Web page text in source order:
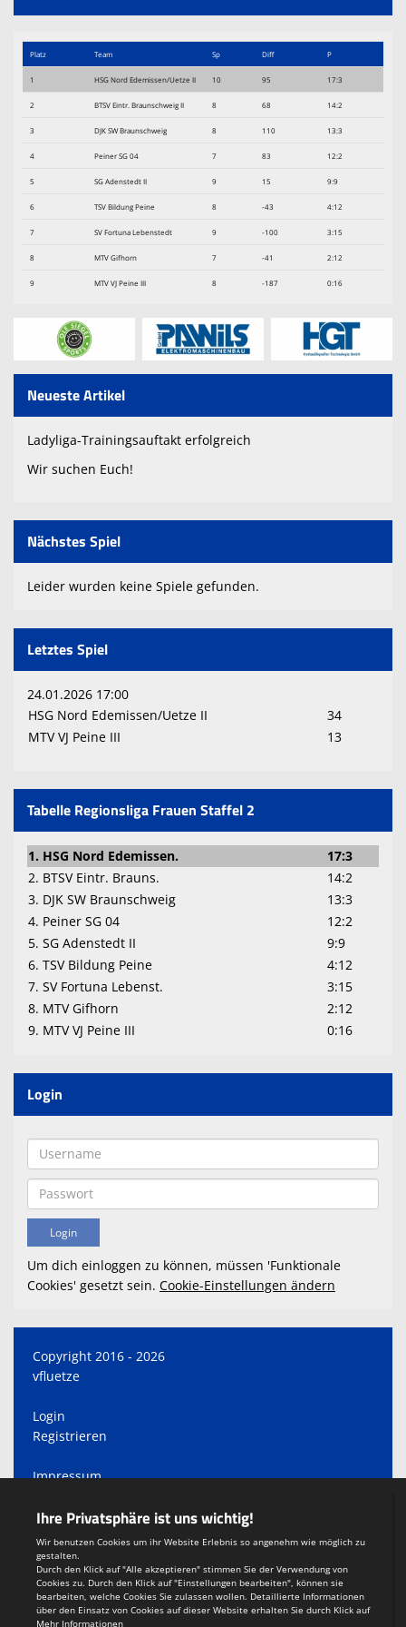
Platz Team Sp Diff P
1 HSG Nord Edemissen/Uetze II 10 95 17:3
2 BTSV Eintr. Braunschweig II 8 68 14:2
3 DJK SW Braunschweig 8 110 13:3
4 Peiner SG 04 7 83 12:2
5 SG Adenstedt II 9 15 9:9
6 TSV Bildung Peine 8 -43 4:12
7 SV Fortuna Lebenstedt 9 -100 3:15
8 MTV Gifhorn 7 -41 2:12
9 MTV VJ Peine III 8 -187 0:16
Neueste Artikel
Ladyliga-Trainingsauftakt erfolgreich
Wir suchen Euch!
Nächstes Spiel
Leider wurden keine Spiele gefunden.
Letztes Spiel
24.01.2026 17:00
HSG Nord Edemissen/Uetze II
34
MTV VJ Peine III
13
Tabelle Regionsliga Frauen Staffel 2
1. HSG Nord Edemissen.
17:3
2. BTSV Eintr. Brauns.
14:2
3. DJK SW Braunschweig
13:3
4. Peiner SG 04
12:2
5. SG Adenstedt II
9:9
6. TSV Bildung Peine
4:12
7. SV Fortuna Lebenst.
3:15
8. MTV Gifhorn
2:12
9. MTV VJ Peine III
0:16
Login
Um dich einloggen zu können, müssen 'Funktionale
Cookies' gesetzt sein. Cookie-Einstellungen ändern
Copyright 2016 - 2026
vfluetze
Login
Registrieren
Impressum
Teamsports 2
Dein Sportverein online